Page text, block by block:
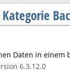
Daten in einem
6.3.12.0